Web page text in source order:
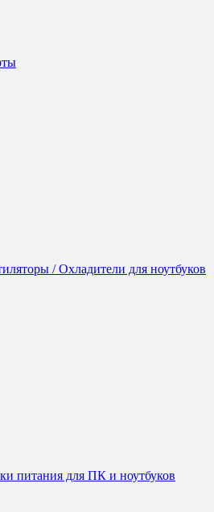
/ Охладители для ноутбуков
питания для ПК и ноутбуков